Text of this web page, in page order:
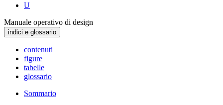
U
Manuale operativo di design
indici e glossario
contenuti
figure
tabelle
glossario
Sommario